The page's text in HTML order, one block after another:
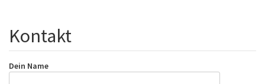
Kontakt
Dein Name